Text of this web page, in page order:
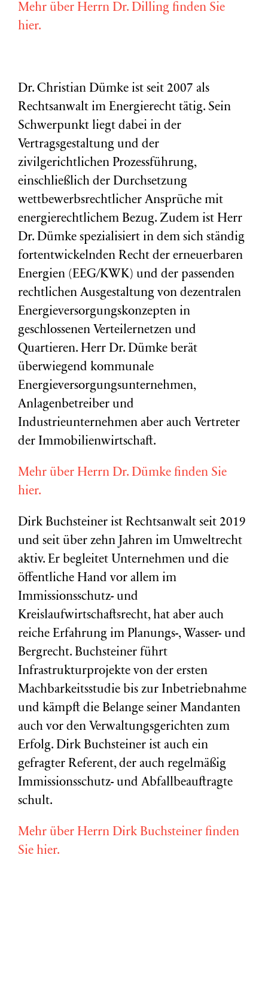
Mehr über Herrn Dr. Dilling finden Sie
hier.
Dr. Christian Dümke ist seit 2007 als
Rechtsanwalt im Energierecht tätig. Sein
Schwerpunkt liegt dabei in der
Vertragsgestaltung und der
zivilgerichtlichen Prozessführung,
einschließlich der Durchsetzung
wettbewerbsrechtlicher Ansprüche mit
energierechtlichem Bezug. Zudem ist Herr
Dr. Dümke spezialisiert in dem sich ständig
fortentwickelnden Recht der erneuerbaren
Energien (EEG/KWK) und der passenden
rechtlichen Ausgestaltung von dezentralen
Energieversorgungskonzepten in
geschlossenen Verteilernetzen und
Quartieren. Herr Dr. Dümke berät
überwiegend kommunale
Energieversorgungsunternehmen,
Anlagenbetreiber und
Industrieunternehmen aber auch Vertreter
der Immobilienwirtschaft.
Mehr über Herrn Dr. Dümke finden Sie
hier.
Dirk Buchsteiner ist Rechtsanwalt seit 2019
und seit über zehn Jahren im Umweltrecht
aktiv. Er begleitet Unternehmen und die
öffentliche Hand vor allem im
Immissionsschutz- und
Kreislaufwirtschaftsrecht, hat aber auch
reiche Erfahrung im Planungs-, Wasser- und
Bergrecht. Buchsteiner führt
Infrastrukturprojekte von der ersten
Machbarkeitsstudie bis zur Inbetriebnahme
und kämpft die Belange seiner Mandanten
auch vor den Verwaltungsgerichten zum
Erfolg. Dirk Buchsteiner ist auch ein
gefragter Referent, der auch regelmäßig
Immissionsschutz- und Abfallbeauftragte
schult.
Mehr über Herrn Dirk Buchsteiner finden
Sie hier.